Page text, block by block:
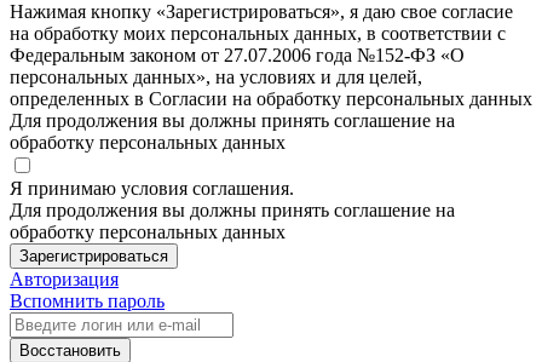
Нажимая кнопку «Зарегистрироваться», я даю свое согласие
на обработку моих персональных данных, в соответствии с
Федеральным законом от 27.07.2006 года №152-ФЗ «О
персональных данных», на условиях и для целей,
определенных в Согласии на обработку персональных данных
Для продолжения вы должны принять соглашение на
обработку персональных данных
Я принимаю условия соглашения.
Для продолжения вы должны принять соглашение на
обработку персональных данных
Зарегистрироваться
Авторизация
Вспомнить пароль
Восстановить